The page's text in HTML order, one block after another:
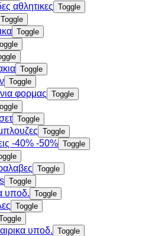
αθλητικες Toggle
Toggle
Toggle
Toggle
Toggle
φορμας Toggle
Toggle
Toggle
-40% -50% Toggle
Toggle
Toggle
υποδ. Toggle
Toggle
υποδ. Toggle